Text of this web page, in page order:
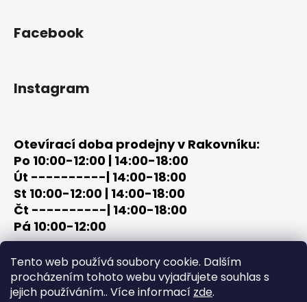
Tento web používá soubory cookie. Dalším
procházením tohoto webu vyjadřujete souhlas s
jejich používáním.. Více informací zde.
Facebook
Instagram
Otevírací doba prodejny v Rakovníku:
Po 10:00-12:00 | 14:00-18:00
Út ----------| 14:00-18:00
St 10:00-12:00 | 14:00-18:00
Čt ----------| 14:00-18:00
Pá 10:00-12:00
tel: +420 603 320 859
email: terc-zbrane@seznam.cz